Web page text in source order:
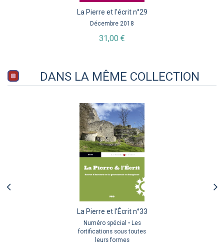
La Pierre et l'écrit n°29
Décembre 2018
31,00 €
DANS LA MÊME COLLECTION
La Pierre et l'Écrit n°33
Numéro spécial • Les
fortifications sous toutes
leurs formes